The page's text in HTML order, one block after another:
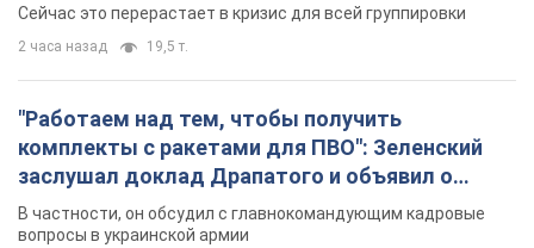
Сейчас это перерастает в кризис для всей группировки
2 часа назад 19,5 т.
"Работаем над тем, чтобы получить
комплекты с ракетами для ПВО": Зеленский
заслушал доклад Драпатого и объявил о
новых мерах
В частности, он обсудил с главнокомандующим кадровые
вопросы в украинской армии